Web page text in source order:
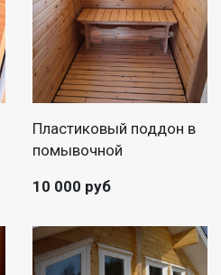
Пластиковый поддон в
помывочной
10 000 руб